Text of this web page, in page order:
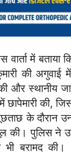
में बताया
कुमारी की
और स्थानीय
की,
के दौरान
की। पुलिस ने
बरामद की।